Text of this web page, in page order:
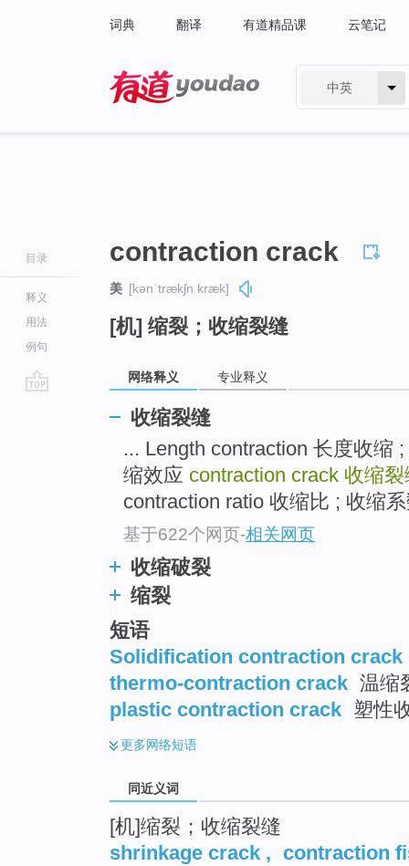
词典 翻译 有道精品课 云笔记
中英
目录
释义
用法
例句
contraction crack
美 [kənˈtrækʃn kræk]
[机] 缩裂；收缩裂缝
网络释义 专业释义
收缩裂缝
... Length contraction 长度收缩
缩效应 contraction crack 收缩裂
contraction ratio 收缩比 ; 收缩
基于622个网页-相关网页
收缩破裂
缩裂
短语
Solidification contraction crack
thermo-contraction crack 温缩
plastic contraction crack 塑性
更多网络短语
同近义词
[机]缩裂；收缩裂缝
shrinkage crack , contraction